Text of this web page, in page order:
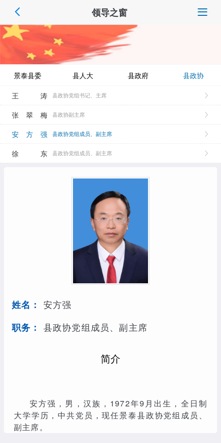
领导之窗
景泰县委 县人大 县政府 县政协
王 涛 县政协党组书记、主席
张翠梅 县政协副主席
安方强 县政协党组成员、副主席
徐 东 县政协党组成员、副主席
姓名： 安方强
职务： 县政协党组成员、副主席
简介
安方强，男，汉族，1972年9月出生，全日制
大学学历，中共党员，现任景泰县政协党组成员、
副主席。